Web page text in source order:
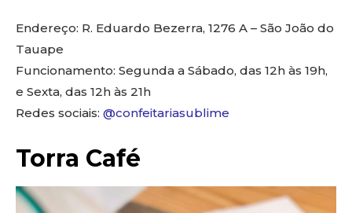
Endereço: R. Eduardo Bezerra, 1276 A – São João do
Tauape
Funcionamento: Segunda a Sábado, das 12h às 19h,
e Sexta, das 12h às 21h
Redes sociais: @confeitariasublime
Torra Café